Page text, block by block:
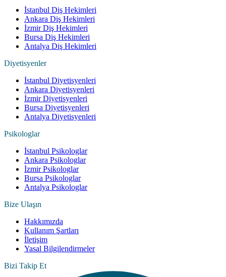
İstanbul Diş Hekimleri
Ankara Diş Hekimleri
İzmir Diş Hekimleri
Bursa Diş Hekimleri
Antalya Diş Hekimleri
Diyetisyenler
İstanbul Diyetisyenleri
Ankara Diyetisyenleri
İzmir Diyetisyenleri
Bursa Diyetisyenleri
Antalya Diyetisyenleri
Psikologlar
İstanbul Psikologlar
Ankara Psikologlar
İzmir Psikologlar
Bursa Psikologlar
Antalya Psikologlar
Bize Ulaşın
Hakkımızda
Kullanım Şartları
İletişim
Yasal Bilgilendirmeler
Bizi Takip Et